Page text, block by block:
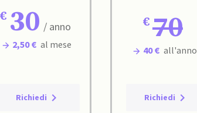
30 / anno
2,50 € al mese
Richiedi
70
40 € all'anno
Richiedi